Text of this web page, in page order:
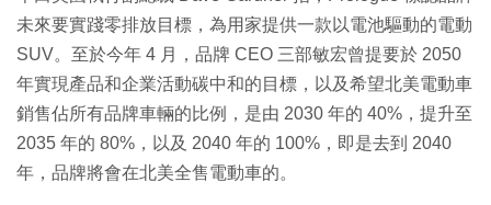
未來要實踐零排放目標，為用家提供一款以電池驅動的電動
SUV。至於今年 4 月，品牌 CEO 三部敏宏曾提要於 2050
年實現產品和企業活動碳中和的目標，以及希望北美電動車
銷售佔所有品牌車輛的比例，是由 2030 年的 40%，提升至
2035 年的 80%，以及 2040 年的 100%，即是去到 2040
年，品牌將會在北美全售電動車的。